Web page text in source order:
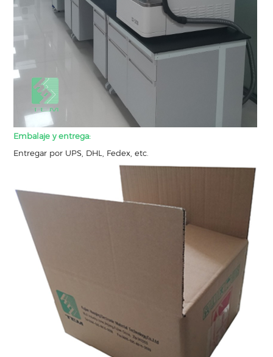
Embalaje y entrega:
Entregar por UPS, DHL, Fedex, etc.